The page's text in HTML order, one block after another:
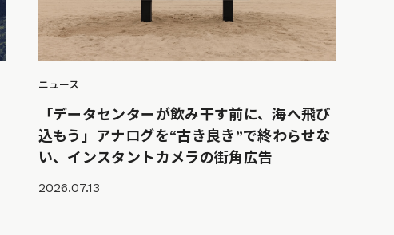
ニュース
「データセンターが飲み干す前に、海へ飛び
込もう」アナログを“古き良き”で終わらせな
い、インスタントカメラの街角広告
2026.07.13